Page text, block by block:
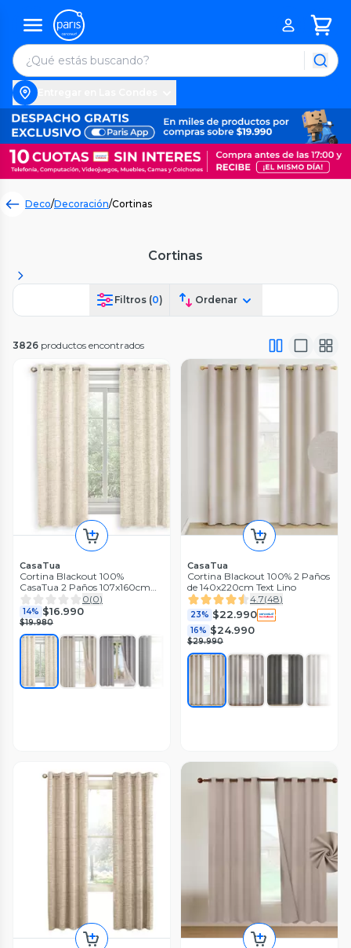
Deco/Decoración/Cortinas
Cortinas
Filtros (0) Ordenar
3826 productos encontrados
CasaTua
Cortina Blackout 100%
CasaTua 2 Paños 107x160cm
Textura Lino
0(0)
14% $16.990
$19.980
CasaTua
Cortina Blackout 100% 2 Paños
de 140x220cm Text Lino
4.7(48)
23% $22.990
16% $24.990
$29.990